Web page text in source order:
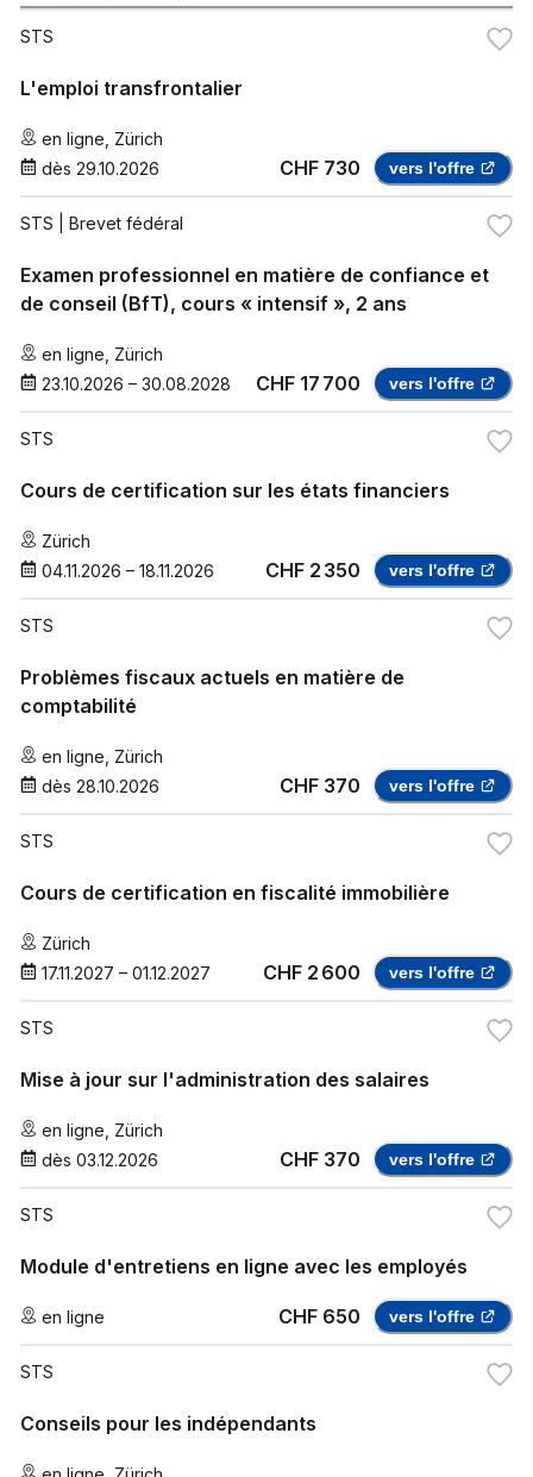
STS
L'emploi transfrontalier
en ligne Zürich
dès 29.10.2026 CHF 730 vers l'offre
STS | Brevet fédéral
Examen professionnel en matière de confiance et
de conseil (BfT), cours « intensif », 2 ans
en ligne Zürich
23.10.2026 – 30.08.2028 CHF 17 700 vers l'offre
STS
Cours de certification sur les états financiers
Zürich
04.11.2026 – 18.11.2026 CHF 2 350 vers l'offre
STS
Problèmes fiscaux actuels en matière de
comptabilité
en ligne Zürich
dès 28.10.2026 CHF 370 vers l'offre
STS
Cours de certification en fiscalité immobilière
Zürich
17.11.2027 – 01.12.2027 CHF 2 600 vers l'offre
STS
Mise à jour sur l'administration des salaires
en ligne Zürich
dès 03.12.2026 CHF 370 vers l'offre
STS
Module d'entretiens en ligne avec les employés
en ligne CHF 650 vers l'offre
STS
Conseils pour les indépendants